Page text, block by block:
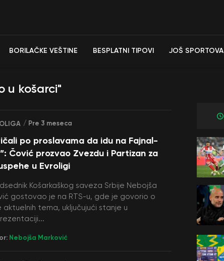
BORILAČKE VEŠTINE BESPLATNI TIPOVI JOŠ SPORTOVA
u košarci"
/ Pre 3 meseca
po proslavama da idu na Fajnal-
Čović prozvao Zvezdu i Partizan za
u Evroligi
Košarkaškog saveza Srbije Nebojša
gostovao je na RTS-u, gde je govorio o
aktuelnih tema, uključujući stanje u
Nebojša Marković